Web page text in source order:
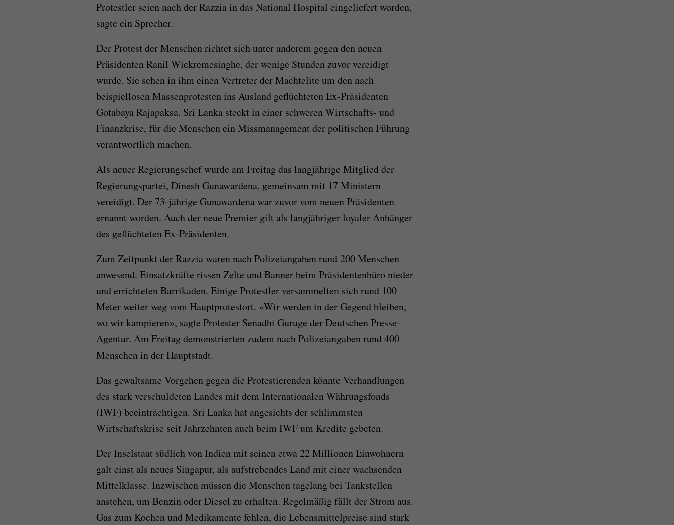
Protestler seien nach der Razzia in das National Hospital eingeliefert worden,
sagte ein Sprecher.
Der Protest der Menschen richtet sich unter anderem gegen den neuen
Präsidenten Ranil Wickremesinghe, der wenige Stunden zuvor vereidigt
wurde. Sie sehen in ihm einen Vertreter der Machtelite um den nach
beispiellosen Massenprotesten ins Ausland geflüchteten Ex-Präsidenten
Gotabaya Rajapaksa. Sri Lanka steckt in einer schweren Wirtschafts- und
Finanzkrise, für die Menschen ein Missmanagement der politischen Führung
verantwortlich machen.
Als neuer Regierungschef wurde am Freitag das langjährige Mitglied der
Regierungspartei, Dinesh Gunawardena, gemeinsam mit 17 Ministern
vereidigt. Der 73-jährige Gunawardena war zuvor vom neuen Präsidenten
ernannt worden. Auch der neue Premier gilt als langjähriger loyaler Anhänger
des geflüchteten Ex-Präsidenten.
Zum Zeitpunkt der Razzia waren nach Polizeiangaben rund 200 Menschen
anwesend. Einsatzkräfte rissen Zelte und Banner beim Präsidentenbüro nieder
und errichteten Barrikaden. Einige Protestler versammelten sich rund 100
Meter weiter weg vom Hauptprotestort. «Wir werden in der Gegend bleiben,
wo wir kampieren», sagte Protester Senadhi Guruge der Deutschen Presse-
Agentur. Am Freitag demonstrierten zudem nach Polizeiangaben rund 400
Menschen in der Hauptstadt.
Das gewaltsame Vorgehen gegen die Protestierenden könnte Verhandlungen
des stark verschuldeten Landes mit dem Internationalen Währungsfonds
(IWF) beeinträchtigen. Sri Lanka hat angesichts der schlimmsten
Wirtschaftskrise seit Jahrzehnten auch beim IWF um Kredite gebeten.
Der Inselstaat südlich von Indien mit seinen etwa 22 Millionen Einwohnern
galt einst als neues Singapur, als aufstrebendes Land mit einer wachsenden
Mittelklasse. Inzwischen müssen die Menschen tagelang bei Tankstellen
anstehen, um Benzin oder Diesel zu erhalten. Regelmäßig fällt der Strom aus.
Gas zum Kochen und Medikamente fehlen, die Lebensmittelpreise sind stark